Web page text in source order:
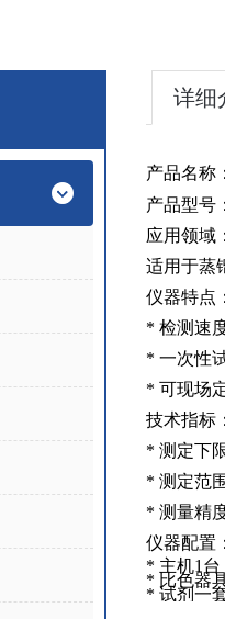
详细
产品名称
产品型号
应用领域
适用于蒸
仪器特点
* 检测速
* 一次性
* 可现场
技术指标
* 测定下
* 测定范
* 测量精
仪器配置
* 主机1 台
* 比色器
* 试剂一